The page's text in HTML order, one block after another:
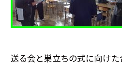
送る会と巣立ちの式に向け